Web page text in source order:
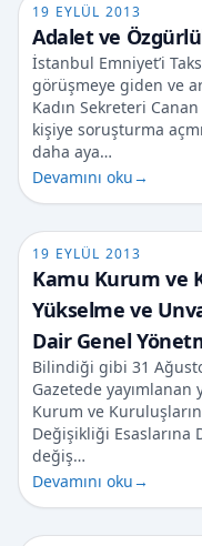
19 EYLÜL 2013
Adalet ve
İstanbul Emniyet’i
görüşmeye giden ve
Kadın Sekreteri
kişiye soruşturma
daha aya…
Devamını oku→
19 EYLÜL 2013
Kamu Kurum ve
Yükselme ve
Dair Genel
Bilindiği gibi 31
Gazetede
Kurum ve
Değişikliği Esaslarına
değiş…
Devamını oku→